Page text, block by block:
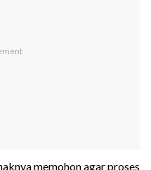
memohon agar proses